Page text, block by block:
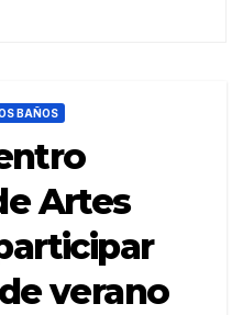
BAÑOS
Artes
verano